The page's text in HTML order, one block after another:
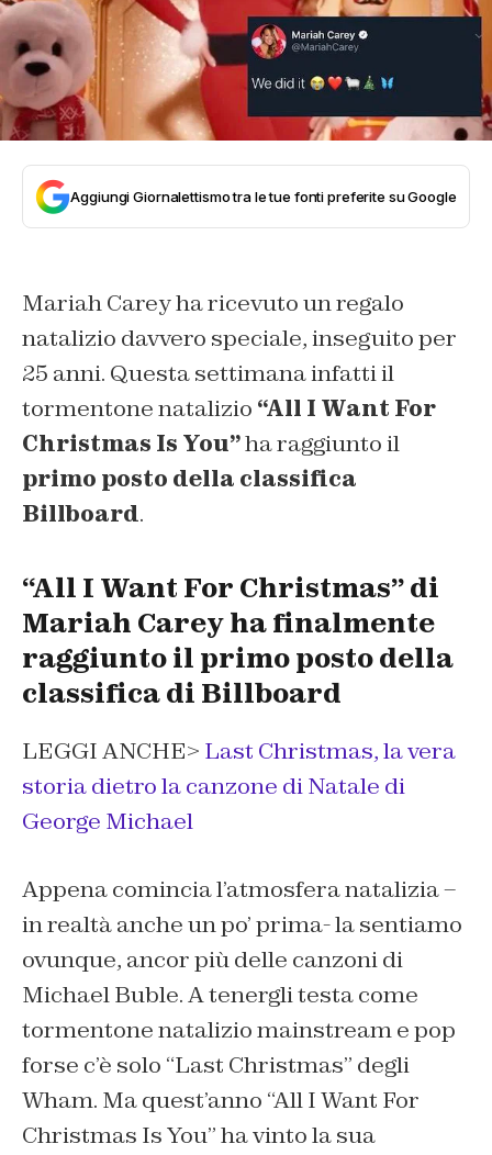
Aggiungi Giornalettismo tra le tue fonti preferite su Google
Mariah Carey ha ricevuto un regalo
natalizio davvero speciale, inseguito per
25 anni. Questa settimana infatti il
tormentone natalizio “All I Want For
Christmas Is You”ha raggiunto il
primo posto della classifica
Billboard.
“All I Want For Christmas” di
Mariah Carey ha finalmente
raggiunto il primo posto della
classifica di Billboard
LEGGI ANCHE> Last Christmas, la vera
storia dietro la canzone di Natale di
George Michael
Appena comincia l’atmosfera natalizia –
in realtà anche un po’ prima- la sentiamo
ovunque, ancor più delle canzoni di
Michael Buble. A tenergli testa come
tormentone natalizio mainstream e pop
forse c’è solo “Last Christmas” degli
Wham. Ma quest’anno “All I Want For
Christmas Is You” ha vinto la sua